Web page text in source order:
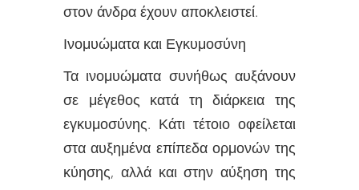
στον άνδρα έχουν αποκλειστεί.
Ινομυώματα και Εγκυμοσύνη
Τα ινομυώματα συνήθως αυξάνουν
σε μέγεθος κατά τη διάρκεια της
εγκυμοσύνης. Κάτι τέτοιο οφείλεται
στα αυξημένα επίπεδα ορμονών της
κύησης, αλλά και στην αύξηση της